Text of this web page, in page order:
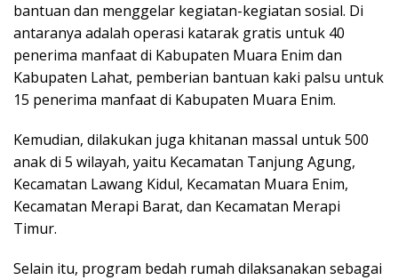
bantuan dan menggelar kegiatan-kegiatan sosial. Di
antaranya adalah operasi katarak gratis untuk 40
penerima manfaat di Kabupaten Muara Enim dan
Kabupaten Lahat, pemberian bantuan kaki palsu untuk
15 penerima manfaat di Kabupaten Muara Enim.
Kemudian, dilakukan juga khitanan massal untuk 500
anak di 5 wilayah, yaitu Kecamatan Tanjung Agung,
Kecamatan Lawang Kidul, Kecamatan Muara Enim,
Kecamatan Merapi Barat, dan Kecamatan Merapi
Timur.
Selain itu, program bedah rumah dilaksanakan sebagai